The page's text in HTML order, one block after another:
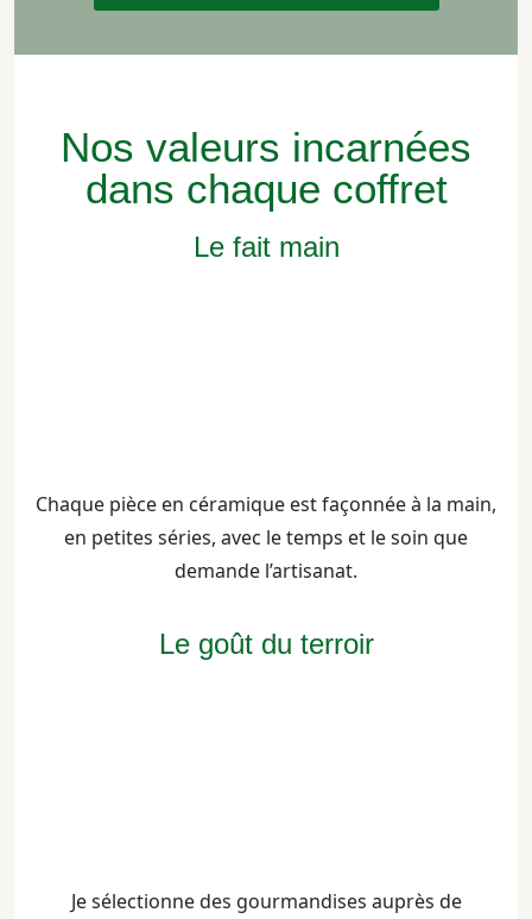
Nos valeurs incarnées
dans chaque coffret
Le fait main
Chaque pièce en céramique est façonnée à la main,
en petites séries, avec le temps et le soin que
demande l’artisanat.
Le goût du terroir
Je sélectionne des gourmandises auprès de